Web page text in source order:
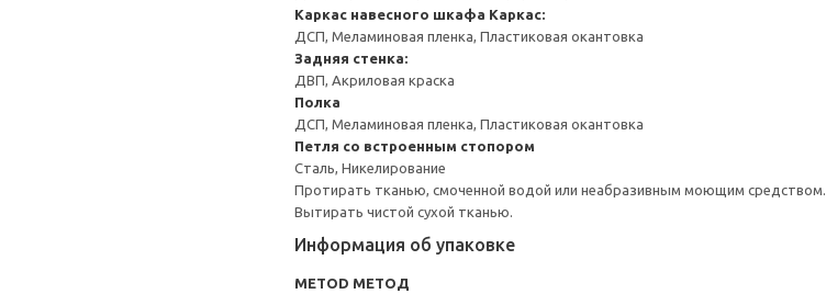
Каркас навесного шкафа Каркас:
ДСП, Меламиновая пленка, Пластиковая окантовка
Задняя стенка:
ДВП, Акриловая краска
Полка
ДСП, Меламиновая пленка, Пластиковая окантовка
Петля со встроенным стопором
Сталь, Никелирование
Протирать тканью, смоченной водой или неабразивным моющим средством.
Вытирать чистой сухой тканью.
Информация об упаковке
METOD МЕТОД